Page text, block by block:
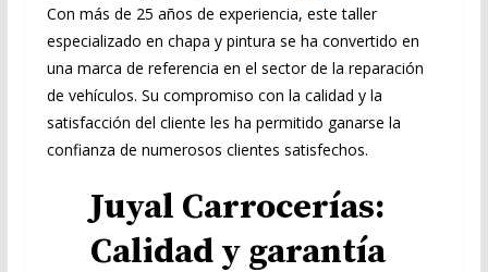
Con más de 25 años de experiencia, este taller
especializado en chapa y pintura se ha convertido en
una marca de referencia en el sector de la reparación
de vehículos. Su compromiso con la calidad y la
satisfacción del cliente les ha permitido ganarse la
confianza de numerosos clientes satisfechos.
Juyal Carrocerías:
Calidad y garantía